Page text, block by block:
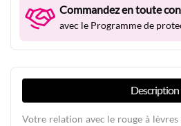
Commandez en toute
avec le Programme de
Description
Votre relation avec le rouge à